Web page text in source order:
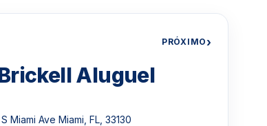
PRÓXIMO›
Aluguel
Miami Ave Miami, FL, 33130